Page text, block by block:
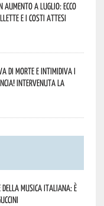
aumento a luglio: ecco
e i costi attesi
di morte e intimidiva i
Intervenuta la
della musica italiana: è